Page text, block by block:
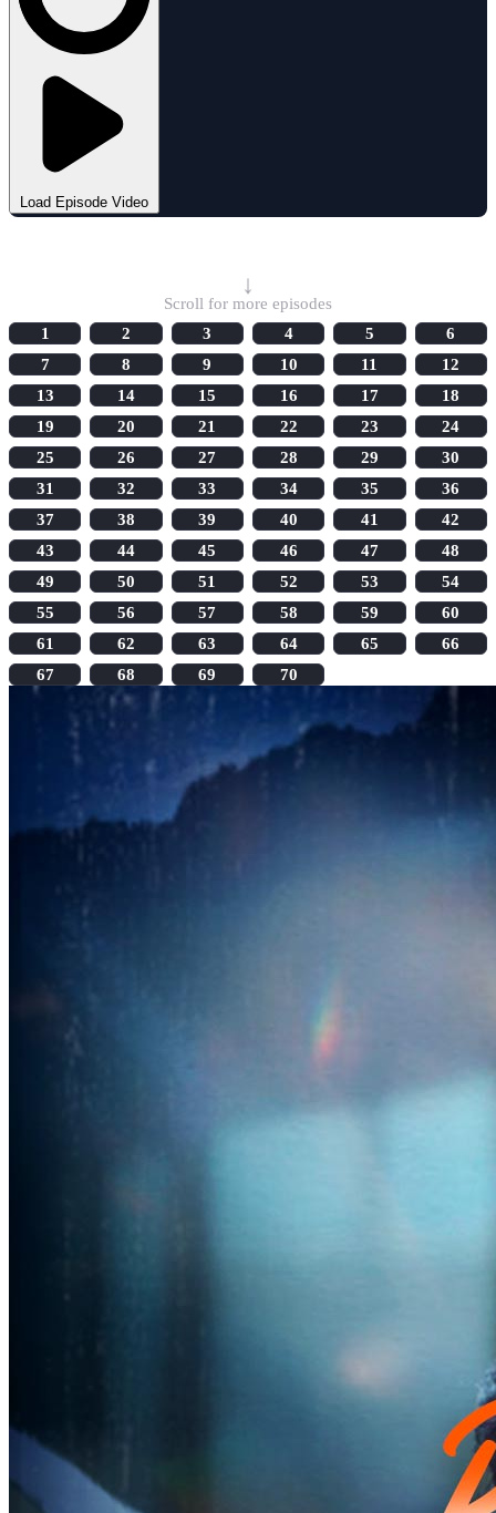
Load Episode Video
↓
Scroll for more episodes
1
2 3 4 5
6
7
8 9 10 11
12
13
14 15 16 17
18
19
20 21 22 23
24
25
26 27 28 29
30
31
32 33 34 35
36
37
38 39 40 41
42
43
44 45 46 47
48
49
50 51 52 53
54
55
56 57 58 59
60
61
62 63 64 65
66
67
68 69 70